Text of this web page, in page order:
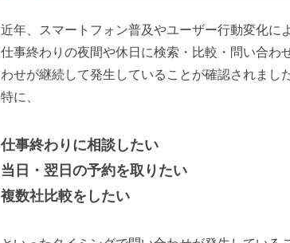
近年、スマートフォン普及やユーザー行動変化に
仕事終わりの夜間や休日に検索・比較・問い合
わせが継続して発生していることが確認されました
特に、
仕事終わりに相談したい
当日・翌日の予約を取りたい
複数社比較をしたい